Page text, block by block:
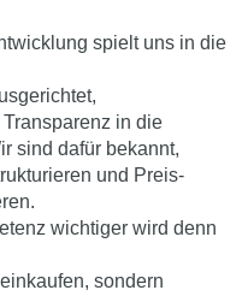
spielt uns in die
in die
sind dafür bekannt,
und Preis-
wichtiger wird denn
sondern